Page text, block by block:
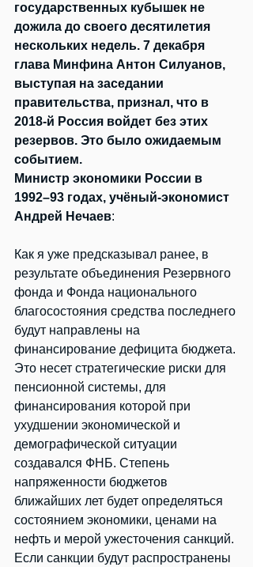
государственных кубышек не
дожила до своего десятилетия
нескольких недель. 7 декабря
глава Минфина Антон Силуанов,
выступая на заседании
правительства, признал, что в
2018-й Россия войдет без этих
резервов. Это было ожидаемым
событием.
Министр экономики России в
1992–93 годах, учёный-экономист
Андрей Нечаев:
Как я уже предсказывал ранее, в
результате объединения Резервного
фонда и Фонда национального
благосостояния средства последнего
будут направлены на
финансирование дефицита бюджета.
Это несет стратегические риски для
пенсионной системы, для
финансирования которой при
ухудшении экономической и
демографической ситуации
создавался ФНБ. Степень
напряженности бюджетов
ближайших лет будет определяться
состоянием экономики, ценами на
нефть и мерой ужесточения санкций.
Если санкции будут распространены